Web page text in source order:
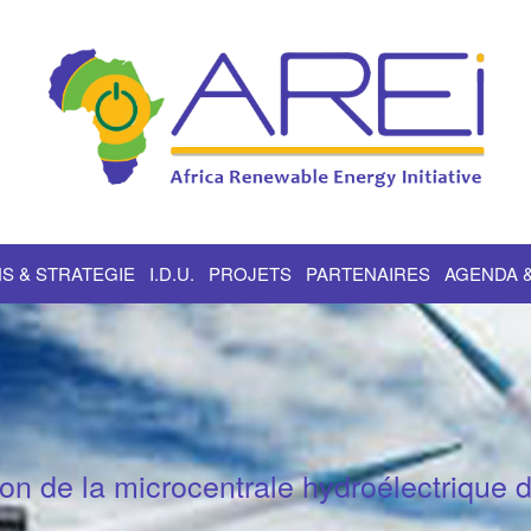
& STRATEGIE I.D.U. PROJETS PARTENAIRES AGENDA
de la microcentrale hydroélectrique